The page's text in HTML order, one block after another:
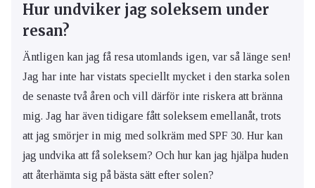
Hur undviker jag soleksem under
resan?
Äntligen kan jag få resa utomlands igen, var så länge sen!
Jag har inte har vistats speciellt mycket i den starka solen
de senaste två åren och vill därför inte riskera att bränna
mig. Jag har även tidigare fått soleksem emellanåt, trots
att jag smörjer in mig med solkräm med SPF 30. Hur kan
jag undvika att få soleksem? Och hur kan jag hjälpa huden
att återhämta sig på bästa sätt efter solen?